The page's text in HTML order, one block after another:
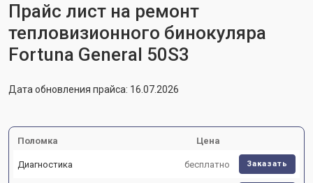
Прайс лист на ремонт
тепловизионного бинокуляра
Fortuna General 50S3
Дата обновления прайса: 16.07.2026
Поломка Цена
Диагностика бесплатно Заказать